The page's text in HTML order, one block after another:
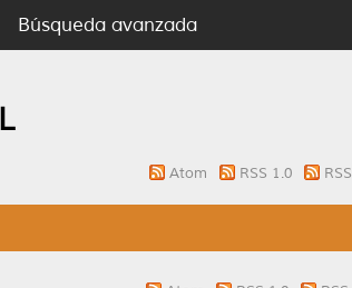
Búsqueda avanzada
Atom RSS 1.0